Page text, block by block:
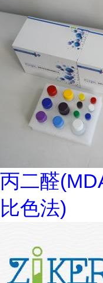
丙二醛
比色法)